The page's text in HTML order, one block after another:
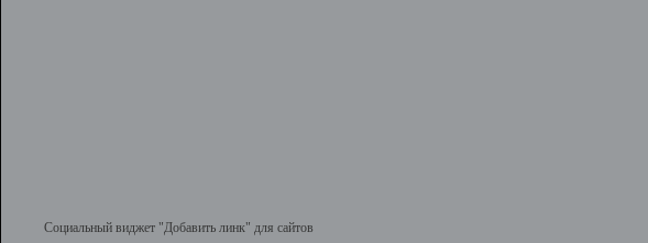
Социальный виджет "Добавить линк" для сайтов